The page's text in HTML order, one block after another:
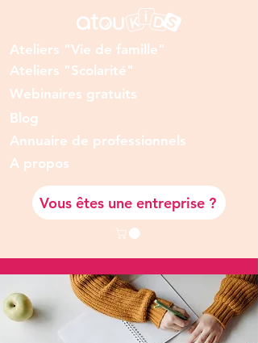
Ateliers "Vie de famille"
Ateliers "Scolarité"
Webinaires gratuits
Blog
Annuaire de professionnels
A propos
Vous êtes une entreprise ?